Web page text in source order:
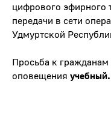
цифрового эфирного
передачи в сети
Удмуртской
Просьба к гражданам
оповещения учебный.